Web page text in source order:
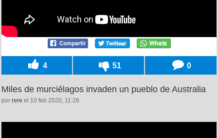
4 51 0
Miles de murciélagos invaden un pueblo de Australia
por rere el 10 feb 2020, 11:26